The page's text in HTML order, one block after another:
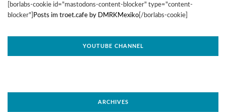
[borlabs-cookie id="mastodons-content-blocker" type="content-
blocker"] Posts im troet.cafe by DMRKMexiko [/borlabs-cookie]
YOUTUBE CHANNEL
ARCHIVES